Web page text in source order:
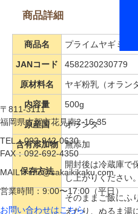
〒811-3111
福岡県古賀市花見南2-16-35
TEL：092-942-0630
FAX：092-692-4350
MAIL：info@sakaikikaku.com
営業時間：9:00〜17:00（平日）
お問い合わせはこちら
商品詳細
商品名 プライムヤギミ
JANコード 4582230230779
原材料名 ヤギ粉乳（オラン
内容量 500g
原産国 オランダ
含有添加物 無添加
保存方法
開封後は冷蔵庫で
し上がりください。
そのままご飯にふ
えたり、ぬるま湯